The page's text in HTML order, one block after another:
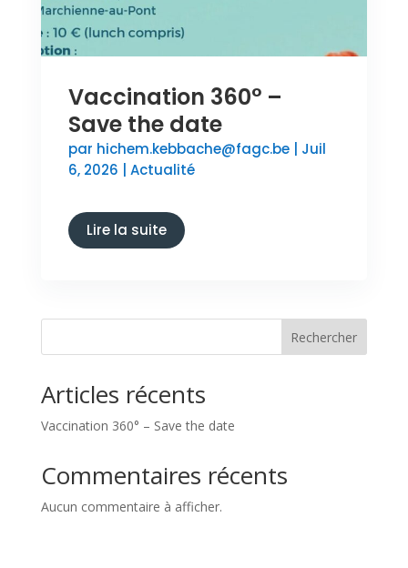
Vaccination 360° –
Save the date
par hichem.kebbache@fagc.be| Juil
6, 2026
Actualité
Lire la suite
Rechercher
Articles récents
Vaccination 360° – Save the date
Commentaires récents
Aucun commentaire à afficher.